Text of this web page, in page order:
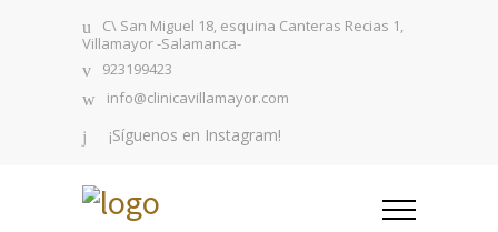
C\ San Miguel 18, esquina Canteras Recias 1,
Villamayor -Salamanca-
923199423
info@clinicavillamayor.com
¡Síguenos en Instagram!